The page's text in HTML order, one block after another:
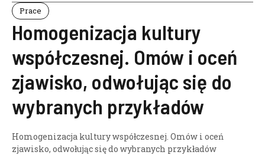
Prace
Homogenizacja kultury
współczesnej. Omów i oceń
zjawisko, odwołując się do
wybranych przykładów
Homogenizacja kultury współczesnej. Omów i oceń
zjawisko, odwołując się do wybranych przykładów